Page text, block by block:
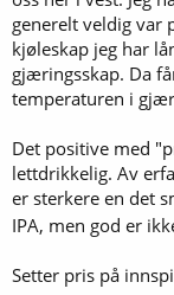
generelt veldig var
kjøleskap jeg har
gjæringsskap. Da
temperaturen i
Det positive med
lettdrikkelig. Av
er sterkere en det
IPA, men god er
Setter pris på